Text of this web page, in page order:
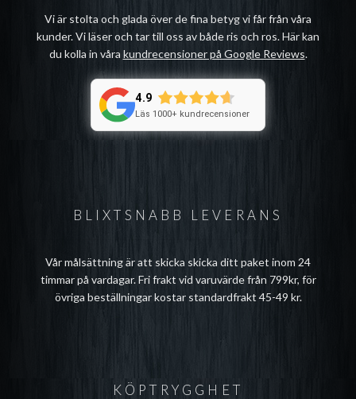
BLIXTSNABB LEVERANS
Vår målsättning är att skicka skicka ditt paket inom 24
timmar på vardagar. Fri frakt vid varuvärde från 799kr, för
övriga beställningar kostar standardfrakt 45-49 kr.
Vi är stolta och glada över de fina betyg vi får från våra
kunder. Vi läser och tar till oss av både ris och ros. Här kan
du kolla in våra kundrecensioner på Google Reviews.
4.9
Läs 1000+ kundrecensioner
KÖPTRYGGHET